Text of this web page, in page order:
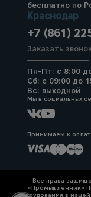
бесплатно по
Краснодар
+7 (861)
Заказать
Пн-Пт: с 8:00
Сб: с 09:00 до
Вс: выходной
Мы в социальных
Принимаем к
Все права
«Промышленник»
оборудования в